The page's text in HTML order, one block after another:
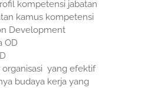
kompetensi jabatan
kamus kompetensi
Development
OD
yang efektif
budaya kerja yang